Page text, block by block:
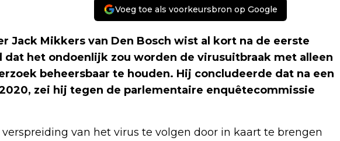
Voeg toe als voorkeursbron op Google
Jack Mikkers van Den Bosch wist al kort na de eerste
het ondoenlijk zou worden de virusuitbraak met alleen
beheersbaar te houden. Hij concludeerde dat na een
2020, zei hij tegen de parlementaire enquêtecommissie
van het virus te volgen door in kaart te brengen